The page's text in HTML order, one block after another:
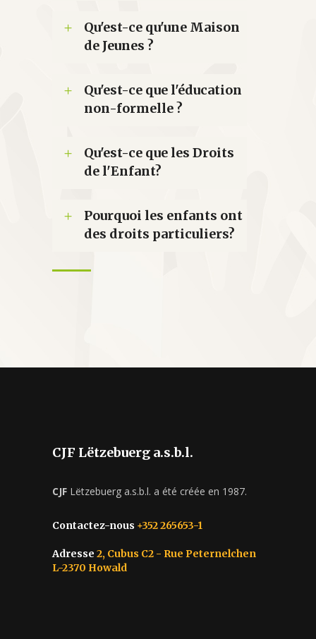
Qu'est-ce qu'une Maison
de Jeunes ?
Qu'est-ce que l'éducation
non-formelle ?
Qu'est-ce que les Droits
de l'Enfant?
Pourquoi les enfants ont
des droits particuliers?
CJF Lëtzebuerg a.s.b.l.
CJF Lëtzebuerg a.s.b.l. a été créée en 1987.
Contactez-nous +352 265653-1
Adresse 2, Cubus C2 - Rue Peternelchen
L-2370 Howald